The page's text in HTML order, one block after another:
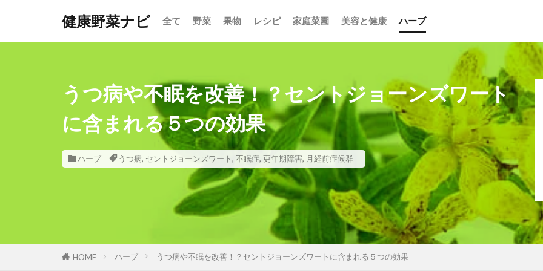
健康野菜ナビ 全て 野菜 果物 レシピ 家庭菜園 美容と健康 ハーブ
うつ病や不眠を改善！？セントジョーンズワート
に含まれる５つの効果
ハーブ うつ病, セントジョーンズワート, 不眠症, 更年期障害, 月経前症候群
HOME ハーブ うつ病や不眠を改善！？セントジョーンズワートに含まれる５つの効果